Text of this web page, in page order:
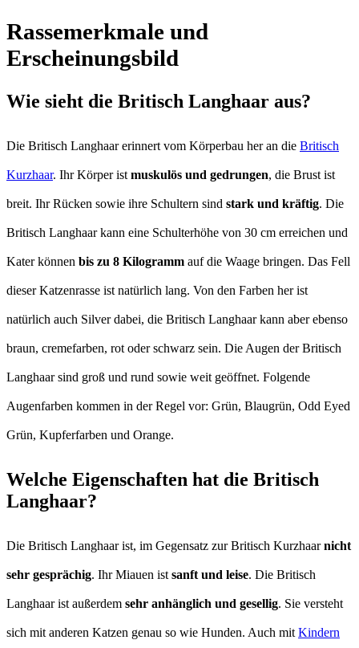
Rassemerkmale und
Erscheinungsbild
Wie sieht die Britisch Langhaar aus?
Die Britisch Langhaar erinnert vom Körperbau her an die Britisch
Kurzhaar. Ihr Körper istmuskulös und gedrungen, die Brust ist
breit. Ihr Rücken sowie ihre Schultern sind stark und kräftig. Die
Britisch Langhaar kann eine Schulterhöhe von 30 cm erreichen und
Kater können bis zu 8 Kilogramm auf die Waage bringen. Das Fell
dieser Katzenrasse ist natürlich lang. Von den Farben her ist
natürlich auch Silver dabei, die Britisch Langhaar kann aber ebenso
braun, cremefarben, rot oder schwarz sein. Die Augen der Britisch
Langhaar sind groß und rund sowie weit geöffnet. Folgende
Augenfarben kommen in der Regel vor: Grün, Blaugrün, Odd Eyed
Grün, Kupferfarben und Orange.
Welche Eigenschaften hat die Britisch
Langhaar?
Die Britisch Langhaar ist, im Gegensatz zur Britisch Kurzhaarnicht
sehr gesprächig. Ihr Miauen istsanft und leise. Die Britisch
Langhaar ist außerdem sehr anhänglich und gesellig. Sie versteht
sich mit anderen Katzen genau so wie Hunden. Auch mitKindern